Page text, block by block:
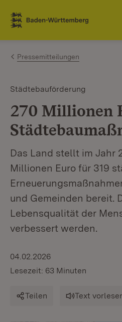
Zum Inhalt springen
Link zur Startseite
Pressemitteilungen
Städtebauförderung
270 Millionen
Das Land stellt im Jahr
Millionen Euro für 319
und Gemeinden bereit.
Lebensqualität der
verbessert werden.
04.02.2026
Lesezeit: 63 Minuten
Teilen Text